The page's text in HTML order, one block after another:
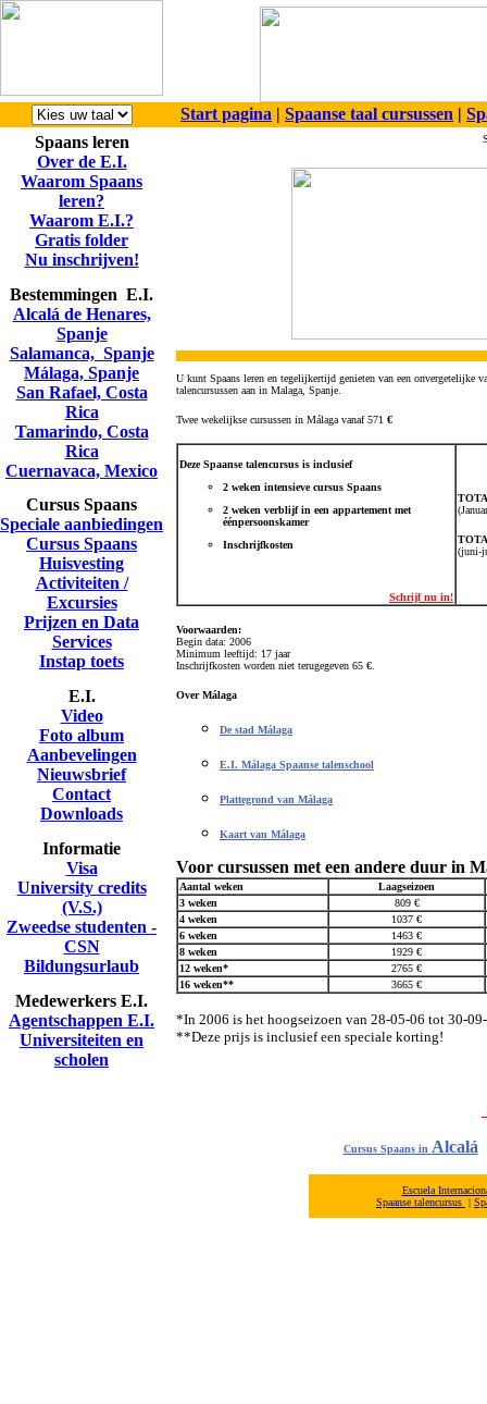
Start pagina | Spaanse taal cursussen |
Spaans leren
Over de E.I.
Waarom Spaans
leren?
Waarom E.I.?
Gratis folder
Nu inschrijven!
Bestemmingen E.I.
Alcalá de Henares,
Spanje
Salamanca, Spanje
Málaga, Spanje
San Rafael, Costa
Rica
Tamarindo, Costa
Rica
Cuernavaca, Mexico
Cursus Spaans
Speciale aanbiedingen
Cursus Spaans
Huisvesting
Activiteiten /
Excursies
Prijzen en Data
Services
Instap toets
E.I.
Video
Foto album
Aanbevelingen
Nieuwsbrief
Contact
Downloads
Informatie
Visa
University credits
(V.S.)
Zweedse studenten -
CSN
Bildungsurlaub
Medewerkers E.I.
Agentschappen E.I.
Universiteiten en
scholen
U kunt Spaans leren en tegelijkertijd genieten van een onvergetelijke
talencursussen aan in Malaga, Spanje.
Twee wekelijkse cursussen in Málaga vanaf 571 €
Deze Spaanse talencursus is inclusief
2 weken intensieve cursus Spaans
2 weken verblijf in een appartement met
éénpersoonskamer
Inschrijfkosten
Schrijf nu in!
(juni-
Voorwaarden:
Begin data: 2006
Minimum leeftijd: 17 jaar
Inschrijfkosten worden niet terugegeven 65 €.
Over Málaga
De stad Málaga
E.I. Málaga Spaanse talenschool
Plattegrond van Málaga
Kaart van Málaga
Voor cursussen met een andere duur in
Aantal weken
Laagseizoen
3 weken
809 €
4 weken
1037 €
6 weken
1463 €
8 weken
1929 €
12 weken*
2765 €
16 weken**
3665 €
*In 2006 is het hoogseizoen van 28-05-06 tot 30-
**Deze prijs is inclusief een speciale korting!
Cursus Spaans in Alcalá
Escuela
Spaanse talencursus |